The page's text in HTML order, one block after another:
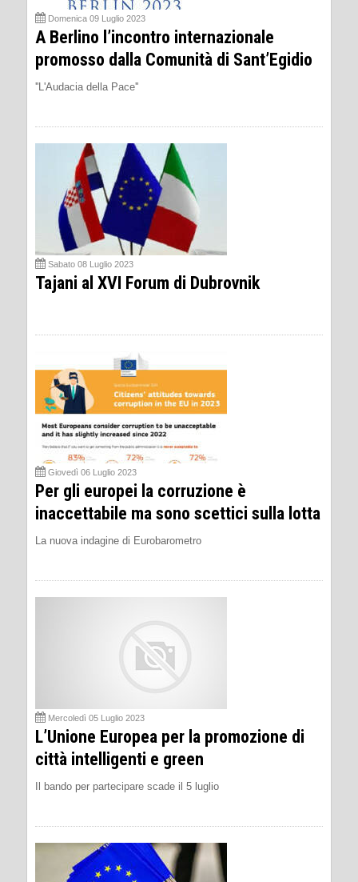
Domenica 09 Luglio 2023
A Berlino l’incontro internazionale
promosso dalla Comunità di Sant’Egidio
''L'Audacia della Pace''
Sabato 08 Luglio 2023
Tajani al XVI Forum di Dubrovnik
Giovedì 06 Luglio 2023
Per gli europei la corruzione è
inaccettabile ma sono scettici sulla lotta
La nuova indagine di Eurobarometro
Mercoledì 05 Luglio 2023
L’Unione Europea per la promozione di
città intelligenti e green
Il bando per partecipare scade il 5 luglio